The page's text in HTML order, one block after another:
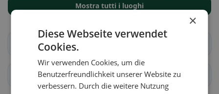
Mostra tutti i luoghi
Bad Kleinkirchheim
Berg im Drautal Dellach im Drautal
×
Diese Webseite verwendet
Cookies.
Wir verwenden Cookies, um die
Benutzerfreundlichkeit unserer Website zu
verbessern. Durch die weitere Nutzung